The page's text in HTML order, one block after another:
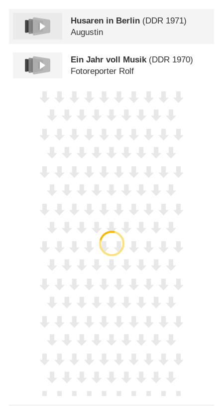
Husaren in Berlin (DDR 1971)
Augustin
Ein Jahr voll Musik(DDR 1970)
Fotoreporter Rolf